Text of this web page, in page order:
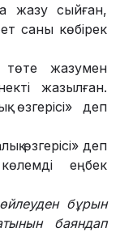
жазу сыйған,
саны көбірек
төте жазумен
жазылған.
деп
өзгерісі» деп
еңбек
бұрын
баяндап